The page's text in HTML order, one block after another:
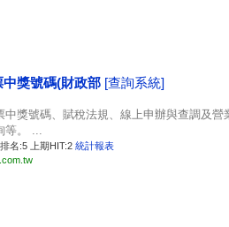
中獎號碼(財政部 [查詢系統]
中獎號碼、賦稅法規、線上申辦與查調及營
等。 ...
排名:5 上期HIT:2 統計報表